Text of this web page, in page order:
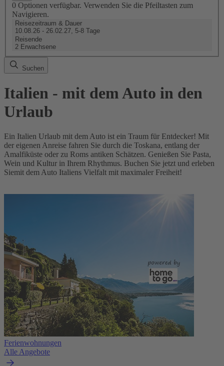
0 Optionen verfügbar. Verwenden Sie die Pfeiltasten zum
Navigieren.
Reisezeitraum & Dauer
10.08.26 - 26.02.27, 5-8 Tage
Reisende
2 Erwachsene
Suchen
Italien - mit dem Auto in den
Urlaub
Ein Italien Urlaub mit dem Auto ist ein Traum für Entdecker! Mit
der eigenen Anreise fahren Sie durch die Toskana, entlang der
Amalfiküste oder zu Roms antiken Schätzen. Genießen Sie Pasta,
Wein und Kultur in Ihrem Rhythmus. Buchen Sie jetzt und erleben
Siemit dem Auto Italiens Vielfalt mit maximaler Freiheit!
Ferienwohnungen
Alle Angebote